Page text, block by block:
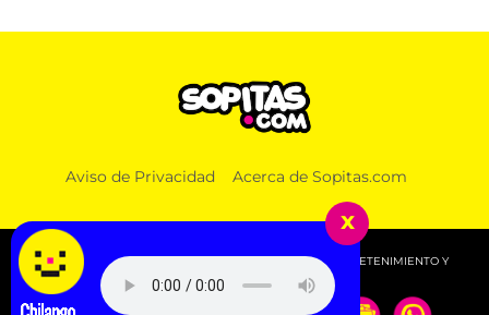
Aviso de Privacidad Acerca de Sopitas.com
© 2026 SOPITAS.COM - MÚSICA, NOTICIAS, DEPORTES, ENTRETENIMIENTO Y
MÁS!.
x